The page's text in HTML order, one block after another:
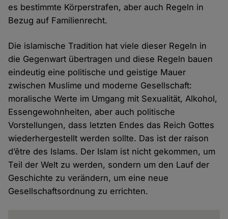
es bestimmte Körperstrafen, aber auch Regeln in
Bezug auf Familienrecht.
Die islamische Tradition hat viele dieser Regeln in
die Gegenwart übertragen und diese Regeln bauen
eindeutig eine politische und geistige Mauer
zwischen Muslime und moderne Gesellschaft:
moralische Werte im Umgang mit Sexualität, Alkohol,
Essengewohnheiten, aber auch politische
Vorstellungen, dass letzten Endes das Reich Gottes
wiederhergestellt werden sollte. Das ist der raison
d’être des Islams. Der Islam ist nicht gekommen, um
Teil der Welt zu werden, sondern um den Lauf der
Geschichte zu verändern, um eine neue
Gesellschaftsordnung zu errichten.